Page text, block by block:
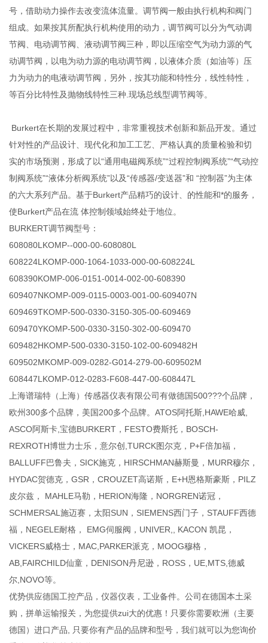
号，借助动力操作去改变流体流量。调节阀一般由执行机构和阀门
组成。如果按其所配执行机构使用的动力，调节阀可以分为气动调
节阀、电动调节阀、液动调节阀三种，即以压缩空气为动力源的气
动调节阀，以电为动力源的电动调节阀，以液体介质（如油等）压
力为动力的电液动调节阀，另外，按其功能和特性分，线性特性，
等百分比特性及抛物线特性三种.现场总线型调节阀等。
Burkert在长期的发展过程中，非常重视技术创新和新品开发。通过
针对性的产品设计、现代化和加工工艺、严格认真的质量检验和切
实的市场预测，形成了以“通用电磁阀系统”“过程控制阀系统”“气动控
制阀系统”“液体分析阀系统”以及“传感器/变送器”和 “控制器”为主体
的六大系列产品。基于Burkert产品精巧的设计、的性能和*的服务，
使Burkert产品在流 体控制领域始终处于地位。
BURKERT调节阀型号：
608080LKOMP--000-00-608080L
608224LKOMP-000-1064-1033-000-00-608224L
608390KOMP-006-0151-0014-002-00-608390
609407NKOMP-009-0115-0003-001-00-609407N
609469TKOMP-500-0330-3150-305-00-609469
609470YKOMP-500-0330-3150-302-00-609470
609482HKOMP-500-0330-3150-102-00-609482H
609502MKOMP-009-0282-G014-279-00-609502M
608447LKOMP-012-0283-F608-447-00-608447L
上海谱瑞特（上海）传感器仪表有限公司有做德国500???个品牌，
欧州300多个品牌，美国200多个品牌。ATOS阿托斯,HAWE哈威,
ASCO阿斯卡,宝德BURKERT，FESTO费斯托，BOSCH-
REXROTH博世力士乐，意尔创,TURCK图尔克，P+F倍加福，
BALLUFF巴鲁夫，SICK施克，HIRSCHMAN赫斯曼，MURR穆尔，
HYDAC贺德克，GSR，CROUZET高诺斯，E+H恩格斯豪斯，PILZ
皮尔兹， MAHLE马勒，HERION海隆，NORGREN诺冠，
SCHMERSAL施迈赛，太阳SUN，SIEMENS西门子，STAUFF西德
福，NEGELE耐格， EMG伺服阀，UNIVER,, KACON 凯昆，
VICKERS威格士，MAC,PARKER派克，MOOG穆格，
AB,FAIRCHILD仙童，DENISON丹尼逊，ROSS，UE,MTS,德威
尔,NOVO等。
优势供应德国工控产品，仪器仪表，工业备件。公司在德国本土采
购，拼单运输报关，为您提供zui大的优惠！只要你需要欧洲（主要
德国）进口产品, 只要你有产品的品牌和型号，我们就可以为您询价